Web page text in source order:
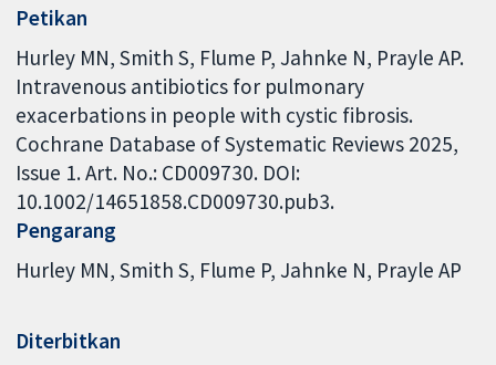
Petikan
Hurley MN, Smith S, Flume P, Jahnke N, Prayle AP.
Intravenous antibiotics for pulmonary
exacerbations in people with cystic fibrosis.
Cochrane Database of Systematic Reviews 2025,
Issue 1. Art. No.: CD009730. DOI:
10.1002/14651858.CD009730.pub3.
Pengarang
Hurley MN Smith S Flume P Jahnke N Prayle AP
Diterbitkan